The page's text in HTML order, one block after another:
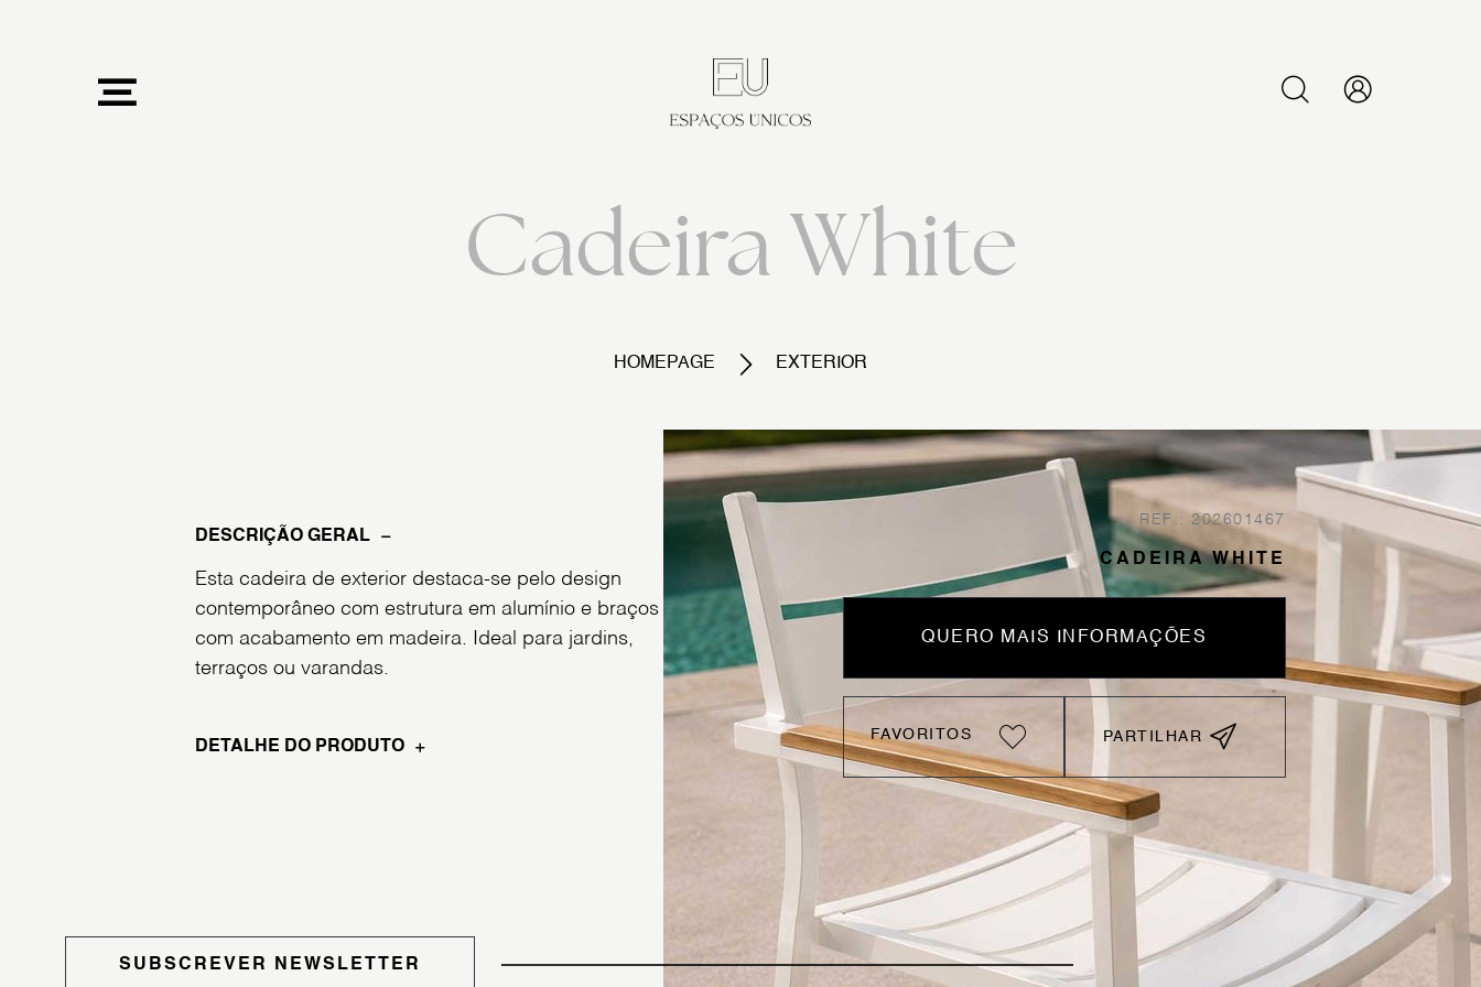
Cadeira White
HOMEPAGE EXTERIOR
DESCRIÇÃO GERAL
Esta cadeira de exterior destaca-se pelo design
contemporâneo com estrutura em alumínio e braços
com acabamento em madeira. Ideal para jardins,
terraços ou varandas.
DETALHE DO PRODUTO
REF.: 202601467
CADEIRA WHITE
QUERO MAIS INFORMAÇÕES
FAVORITOS PARTILHAR
SUBSCREVER NEWSLETTER